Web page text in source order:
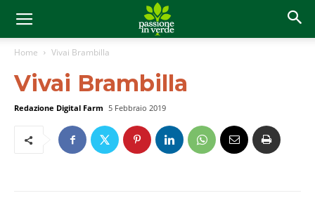
Home Vivai Brambilla
Vivai Brambilla
Redazione Digital Farm 5 Febbraio 2019